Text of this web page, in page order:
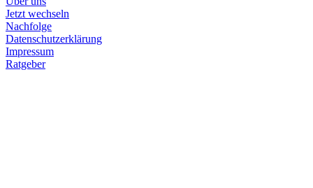
Jetzt wechseln
Nachfolge
Datenschutzerklärung
Impressum
Ratgeber